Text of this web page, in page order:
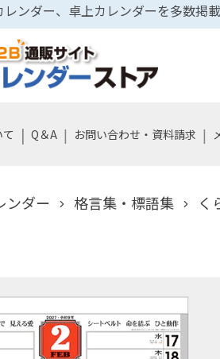
ンダー、卓上カレンダーを多数掲
| Q＆A | お問い合わせ・資料請求 |
ンダー 格言集・標語集 く